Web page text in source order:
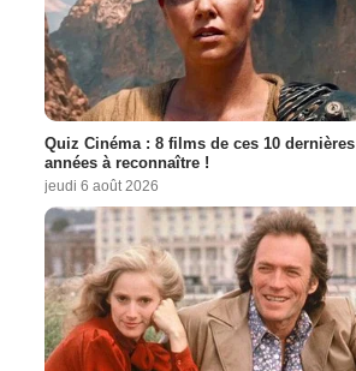
Quiz Cinéma : 8 films de ces 10 dernières
années à reconnaître !
jeudi 6 août 2026